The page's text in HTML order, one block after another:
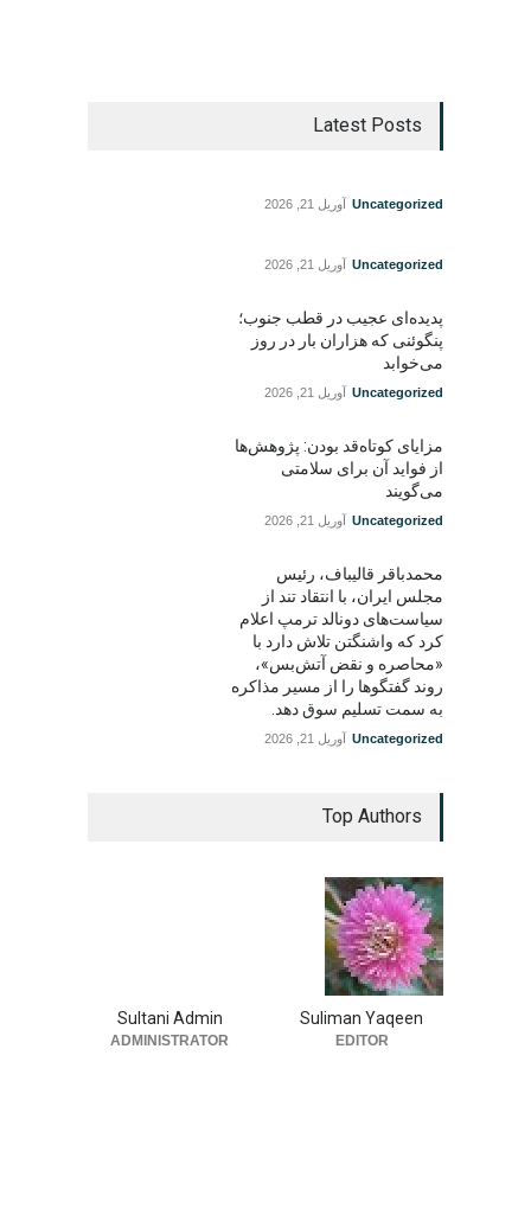
Latest Posts
Uncategorized آوریل 21, 2026
Uncategorized آوریل 21, 2026
پدیده‌ای عجیب در قطب جنوب؛
پنگوئنی که هزاران بار در روز
می‌خوابد
Uncategorized آوریل 21, 2026
مزایای کوتاه‌قد بودن: پژوهش‌ها
از فواید آن برای سلامتی
می‌گویند
Uncategorized آوریل 21, 2026
محمدباقر قالیباف، رئیس
مجلس ایران، با انتقاد تند از
سیاست‌های دونالد ترمپ اعلام
کرد که واشنگتن تلاش دارد با
«محاصره و نقض آتش‌بس»،
روند گفتگوها را از مسیر مذاکره
به سمت تسلیم سوق دهد.
Uncategorized آوریل 21, 2026
Top Authors
Suliman Yaqeen
EDITOR
Sultani Admin
ADMINISTRATOR